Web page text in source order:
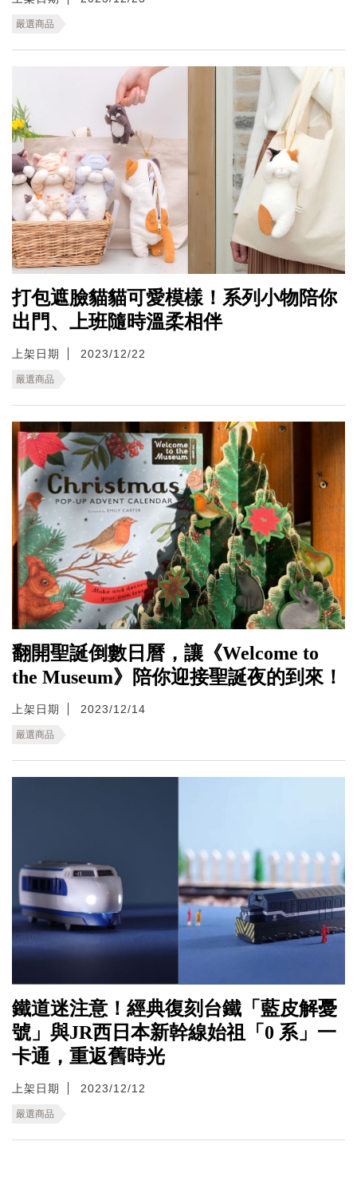
嚴選商品
打包遮臉貓貓可愛模樣！系列小物陪你
出門、上班隨時溫柔相伴
上架日期 2023/12/22
嚴選商品
翻開聖誕倒數日曆，讓《Welcome to
the Museum》陪你迎接聖誕夜的到來！
上架日期 2023/12/14
嚴選商品
鐵道迷注意！經典復刻台鐵「藍皮解憂
號」與JR西日本新幹線始祖「0 系」一
卡通，重返舊時光
上架日期 2023/12/12
嚴選商品